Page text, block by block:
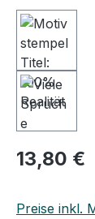
13,80 €
Preise inkl.